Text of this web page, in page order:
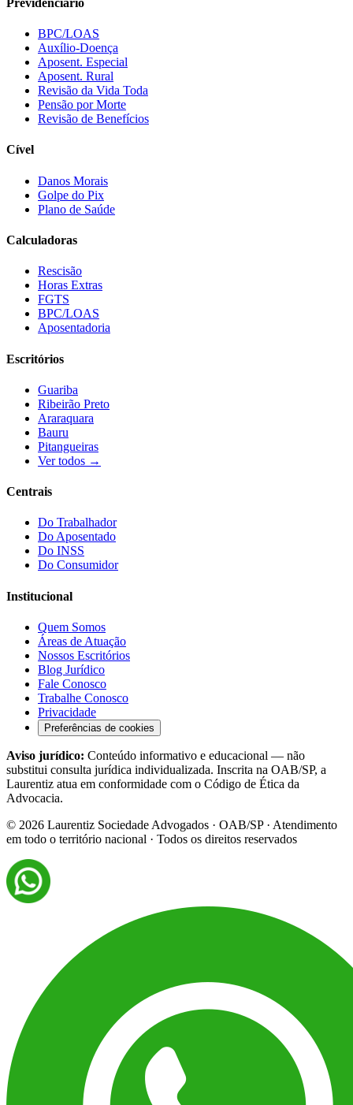
Previdenciário
BPC/LOAS
Auxílio-Doença
Aposent. Especial
Aposent. Rural
Revisão da Vida Toda
Pensão por Morte
Revisão de Benefícios
Cível
Danos Morais
Golpe do Pix
Plano de Saúde
Calculadoras
Rescisão
Horas Extras
FGTS
BPC/LOAS
Aposentadoria
Escritórios
Guariba
Ribeirão Preto
Araraquara
Bauru
Pitangueiras
Ver todos →
Centrais
Do Trabalhador
Do Aposentado
Do INSS
Do Consumidor
Institucional
Quem Somos
Áreas de Atuação
Nossos Escritórios
Blog Jurídico
Fale Conosco
Trabalhe Conosco
Privacidade
Preferências de cookies
Aviso jurídico: Conteúdo informativo e educacional — não
substitui consulta jurídica individualizada. Inscrita na OAB/SP, a
Laurentiz atua em conformidade com o Código de Ética da
Advocacia.
© 2026 Laurentiz Sociedade Advogados · OAB/SP · Atendimento
em todo o território nacional · Todos os direitos reservados